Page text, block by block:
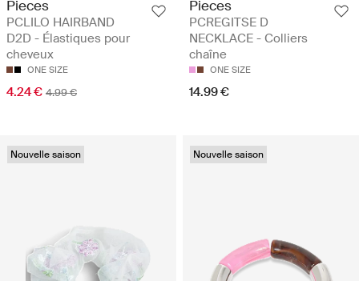
Pieces
PCLILO HAIRBAND
D2D - Élastiques pour
cheveux
ONE SIZE
4.24 € 4.99 €
Pieces
PCREGITSE D
NECKLACE - Colliers
chaîne
ONE SIZE
14.99 €
Nouvelle saison Nouvelle saison